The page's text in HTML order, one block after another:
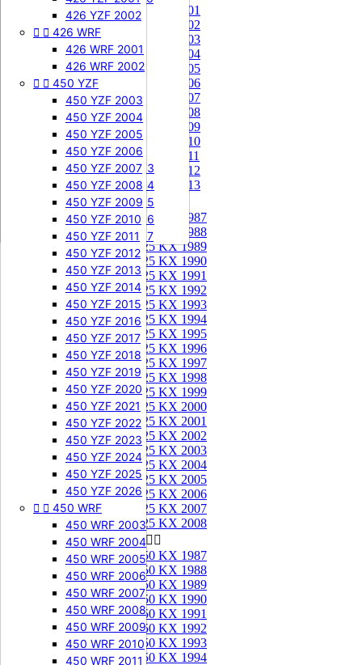
505 SXF
505 SXF 2007
505 SXF 2008
525 SXF
525 SXF 2003
525 SXF 2004
525 SXF 2005
525 SXF 2006
525 EXC-F
525 EXC-F 2003
525 EXC-F 2004
525 EXC-F 2005
525 EXC-F 2006
525 EXC-F 2007
426 YZF 2002
  426 WRF
426 WRF 2001
426 WRF 2002
  450 YZF
450 YZF 2003
450 YZF 2004
450 YZF 2005
450 YZF 2006
450 YZF 2007
450 YZF 2008
450 YZF 2009
450 YZF 2010
450 YZF 2011
450 YZF 2012
450 YZF 2013
450 YZF 2014
450 YZF 2015
450 YZF 2016
450 YZF 2017
450 YZF 2018
450 YZF 2019
450 YZF 2020
450 YZF 2021
450 YZF 2022
450 YZF 2023
450 YZF 2024
450 YZF 2025
450 YZF 2026
  450 WRF
450 WRF 2003
450 WRF 2004
450 WRF 2005
450 WRF 2006
450 WRF 2007
450 WRF 2008
450 WRF 2009
450 WRF 2010
450 WRF 2011
85 KX 2001
85 KX 2002
85 KX 2003
85 KX 2004
85 KX 2005
85 KX 2006
85 KX 2007
85 KX 2008
85 KX 2009
85 KX 2010
85 KX 2011
85 KX 2012
85 KX 2013
125 KX 
125 KX 1987
125 KX 1988
125 KX 1989
125 KX 1990
125 KX 1991
125 KX 1992
125 KX 1993
125 KX 1994
125 KX 1995
125 KX 1996
125 KX 1997
125 KX 1998
125 KX 1999
125 KX 2000
125 KX 2001
125 KX 2002
125 KX 2003
125 KX 2004
125 KX 2005
125 KX 2006
125 KX 2007
125 KX 2008
250 KX 
250 KX 1987
250 KX 1988
250 KX 1989
250 KX 1990
250 KX 1991
250 KX 1992
250 KX 1993
250 KX 1994